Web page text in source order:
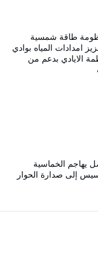
طاقة شمسية
امدادات المياه بوادي
الايادي بدعم من
يهاجم الخماسية
إلى صدارة الحوار